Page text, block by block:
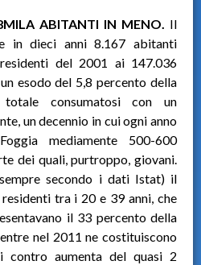
ABITANTI IN MENO. Il
in dieci anni 8.167 abitanti
del 2001 ai 147.036
esodo del 5,8 percento della
totale consumatosi con un
un decennio in cui ogni anno
mediamente 500-600
dei quali, purtroppo, giovani.
secondo i dati Istat) il
tra i 20 e 39 anni, che
il 33 percento della
nel 2011 ne costituiscono
aumenta del quasi 2